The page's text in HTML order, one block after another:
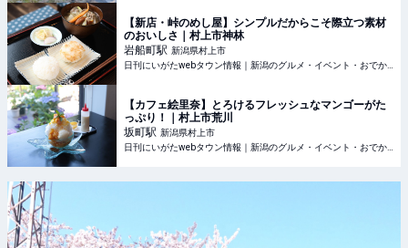
【新店・峠のめし屋】シンプルだからこそ際立つ素材
のおいしさ｜村上市神林
岩船町駅 新潟県村上市
【カフェ絵里奈】とろけるフレッシュなマンゴーがた
っぷり！｜村上市荒川
坂町駅 新潟県村上市